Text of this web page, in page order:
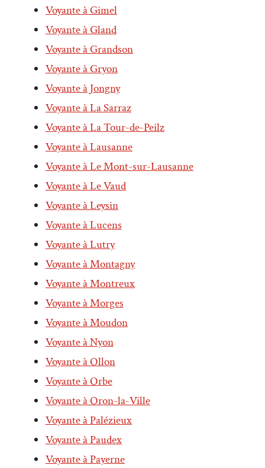
Voyante à Gimel
Voyante à Gland
Voyante à Grandson
Voyante à Gryon
Voyante à Jongny
Voyante à La Sarraz
Voyante à La Tour-de-Peilz
Voyante à Lausanne
Voyante à Le Mont-sur-Lausanne
Voyante à Le Vaud
Voyante à Leysin
Voyante à Lucens
Voyante à Lutry
Voyante à Montagny
Voyante à Montreux
Voyante à Morges
Voyante à Moudon
Voyante à Nyon
Voyante à Ollon
Voyante à Orbe
Voyante à Oron-la-Ville
Voyante à Palézieux
Voyante à Paudex
Voyante à Payerne